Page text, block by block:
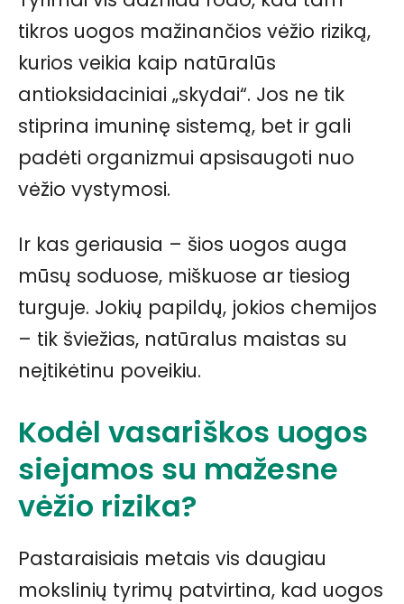
tikros uogos mažinančios vėžio riziką,
kurios veikia kaip natūralūs
antioksidaciniai „skydai“. Jos ne tik
stiprina imuninę sistemą, bet ir gali
padėti organizmui apsisaugoti nuo
vėžio vystymosi.
Ir kas geriausia – šios uogos auga
mūsų soduose, miškuose ar tiesiog
turguje. Jokių papildų, jokios chemijos
– tik šviežias, natūralus maistas su
neįtikėtinu poveikiu.
Kodėl vasariškos uogos
siejamos su mažesne
vėžio rizika?
Pastaraisiais metais vis daugiau
mokslinių tyrimų patvirtina, kad uogos